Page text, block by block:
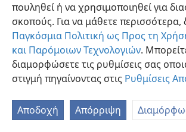
πουληθεί ή να χρησιμοποιηθεί για
σκοπούς. Για να μάθετε περισσότερα,
Παγκόσμια Πολιτική ως Προς τη
και Παρόμοιων Τεχνολογιών.
διαμορφώσετε τις ρυθμίσεις σας
στιγμή πηγαίνοντας στις Ρυθμίσεις
Αποδοχή Απόρριψη